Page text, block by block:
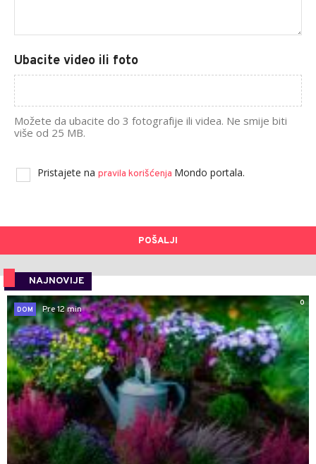
Ubacite video ili foto
Možete da ubacite do 3 fotografije ili videa. Ne smije biti
više od 25 MB.
Pristajete na pravila korišćenja Mondo portala.
POŠALJI
NAJNOVIJE
0
DOM
Pre 12 min